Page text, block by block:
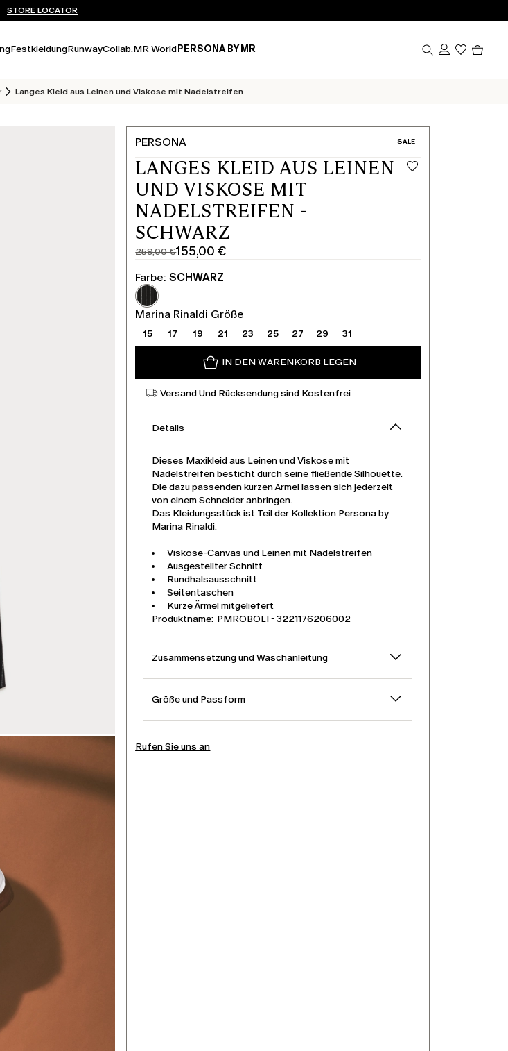
LIEFERUNG UND RÜCKSENDUNG
REGISTRIEREN SIE SICH JETZT
STORE LOCATOR
FestkleidungRunwayCollab.MR World PERSONA BY MR
Langes Kleid aus Leinen und Viskose mit Nadelstreifen
PERSONA KATEGORIE:
SALE
LANGES KLEID AUS LEINEN
UND VISKOSE MIT
NADELSTREIFEN -
SCHWARZ
259,00 €
Ursprünglicher
Preis
259,00
€
155,00 €
Aktueller
Preis
155,00
€
Farbe: SCHWARZ
Marina Rinaldi Größe
15 17 19 21 23 25 27 29 31
IN DEN WARENKORB LEGEN
Versand Und Rücksendung sind Kostenfrei
Details
Dieses Maxikleid aus Leinen und Viskose mit
Nadelstreifen besticht durch seine fließende Silhouette.
Die dazu passenden kurzen Ärmel lassen sich jederzeit
von einem Schneider anbringen.
Das Kleidungsstück ist Teil der Kollektion Persona by
Marina Rinaldi.
Viskose-Canvas und Leinen mit Nadelstreifen
Ausgestellter Schnitt
Rundhalsausschnitt
Seitentaschen
Kurze Ärmel mitgeliefert
Produktname: PMROBOLI - 3221176206002
Zusammensetzung und Waschanleitung
Größe und Passform
Rufen Sie uns an